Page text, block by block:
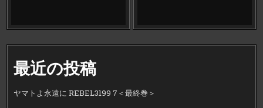
最近の投稿
ヤマトよ永遠に REBEL3199 7＜最終巻＞